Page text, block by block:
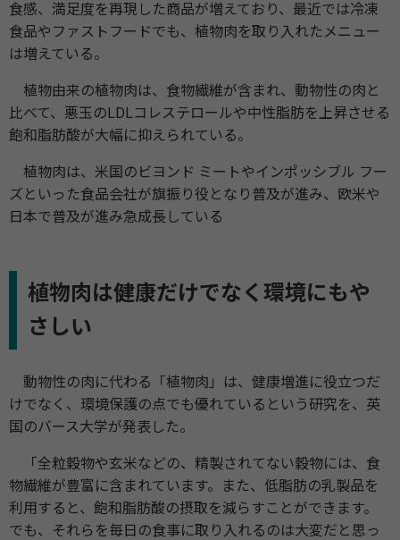
食感、満足度を再現した商品が増えており、最近では冷凍
食品やファストフードでも、植物肉を取り入れたメニュー
は増えている。
植物由来の植物肉は、食物繊維が含まれ、動物性の肉と
比べて、悪玉のLDLコレステロールや中性脂肪を上昇させる
飽和脂肪酸が大幅に抑えられている。
植物肉は、米国のビヨンド ミートやインポッシブル フー
ズといった食品会社が旗振り役となり普及が進み、欧米や
日本で普及が進み急成長している
植物肉は健康だけでなく環境にもや
さしい
動物性の肉に代わる「植物肉」は、健康増進に役立つだ
けでなく、環境保護の点でも優れているという研究を、英
国のバース大学が発表した。
「全粒穀物や玄米などの、精製されてない穀物には、食
物繊維が豊富に含まれています。また、低脂肪の乳製品を
利用すると、飽和脂肪酸の摂取を減らすことができます。
でも、それらを毎日の食事に取り入れるのは大変だと思っ